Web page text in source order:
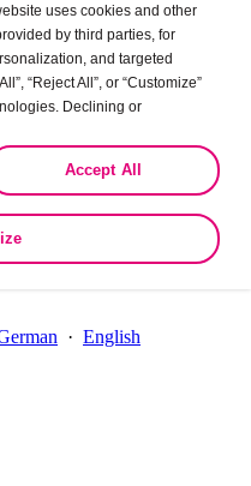
French
· English
uses cookies and other
by third parties, for
and targeted
“Reject All”, or “Customize”
Declining or
of your data in other contexts
Accept All